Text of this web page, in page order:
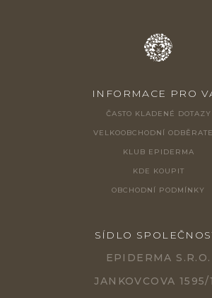
INFORMACE PRO
ČASTO KLADENÉ DOTAZY
VELKOOBCHODNÍ
KLUB EPIDERMA
KDE KOUPIT
OBCHODNÍ PODMÍNKY
SÍDLO
EPIDERMA S.R.O.
JANKOVCOVA 1595/